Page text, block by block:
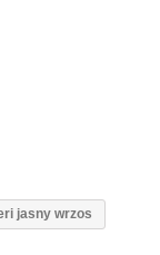
jasny wrzos